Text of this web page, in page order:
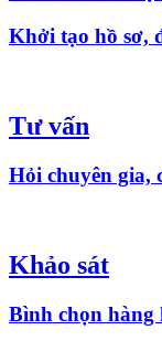
Khởi tạo hồ sơ,
Tư vấn
Hỏi chuyên gia,
Khảo sát
Bình chọn hàng